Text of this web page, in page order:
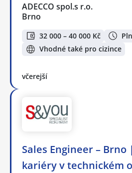
ADECCO spol.s r.o.
Brno
32 000 – 40 000 Kč
Vhodné také pro cizince
včerejší
Sales Engineer –
kariéry v technickém